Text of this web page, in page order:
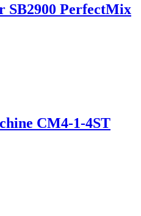
SB2900 PerfectMix
CM4-1-4ST